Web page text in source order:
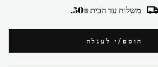
משלוח עד הבית 50₪.
הוספ/י לעגלה